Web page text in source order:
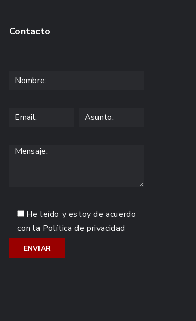
Contacto
He leído y estoy de acuerdo
con la Política de privacidad